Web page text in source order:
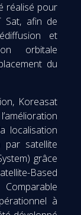
réalisé pour
Sat, afin de
et
orbitale
du
Koreasat
localisation
par satellite
grâce
Based
à